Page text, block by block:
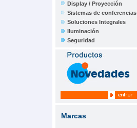
Display / Proyección
Sistemas de conferencias
Soluciones Integrales
Iluminación
Seguridad
Marcas